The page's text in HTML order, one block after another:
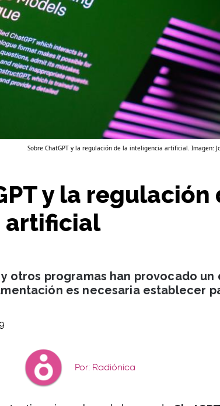
Sobre ChatGPT y la regulación de la inteligencia artificial. Imagen:
y la regulación
artificial
otros programas han provocado un
es necesaria establecer
Por: Radiónica